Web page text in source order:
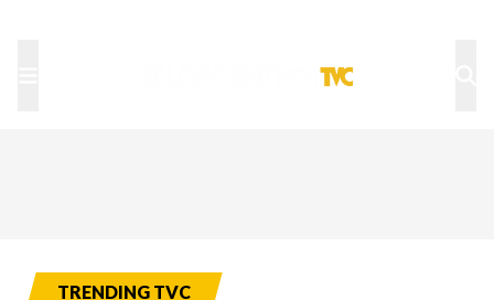
TRENDING TVC